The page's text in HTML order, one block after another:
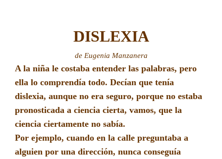
DISLEXIA
de Eugenia Manzanera
A la niña le costaba entender las palabras, pero
ella lo comprendía todo. Decían que tenía
dislexia, aunque no era seguro, porque no estaba
pronosticada a ciencia cierta, vamos, que la
ciencia ciertamente no sabía.
Por ejemplo, cuando en la calle preguntaba a
alguien por una dirección, nunca conseguía